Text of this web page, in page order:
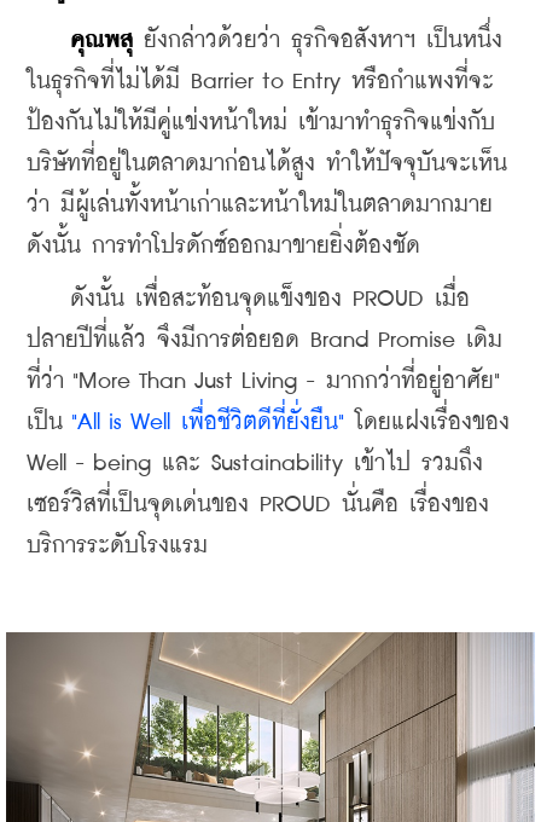
คุณพสุ ยังกล่าวด้วยว่า ธุรกิจอสังหาฯ เป็นหนึ่ง
ในธุรกิจที่ไม่ได้มี Barrier to Entry หรือกำแพงที่จะ
ป้องกันไม่ให้มีคู่แข่งหน้าใหม่ เข้ามาทำธุรกิจแข่งกับ
บริษัทที่อยู่ในตลาดมาก่อนได้สูง ทำให้ปัจจุบันจะเห็น
ว่า มีผู้เล่นทั้งหน้าเก่าและหน้าใหม่ในตลาดมากมาย
ดังนั้น การทำโปรดักซ์ออกมาขายยิ่งต้องชัด
​    ดังนั้น เพื่อสะท้อนจุดแข็งของ PROUD เมื่อ
ปลายปีที่แล้ว จึงมีการต่อยอด Brand Promise เดิม
ที่ว่า "More Than Just Living - มากกว่าที่อยู่อาศัย"
เป็น "All is Well เพื่อชีวิตดีที่ยั่งยืน" โดยแฝงเรื่องของ
Well - being และ Sustainability เข้าไป รวมถึง
เซอร์วิสที่เป็นจุดเด่นของ PROUD นั่นคือ เรื่องของ
บริการระดับโรงแรม